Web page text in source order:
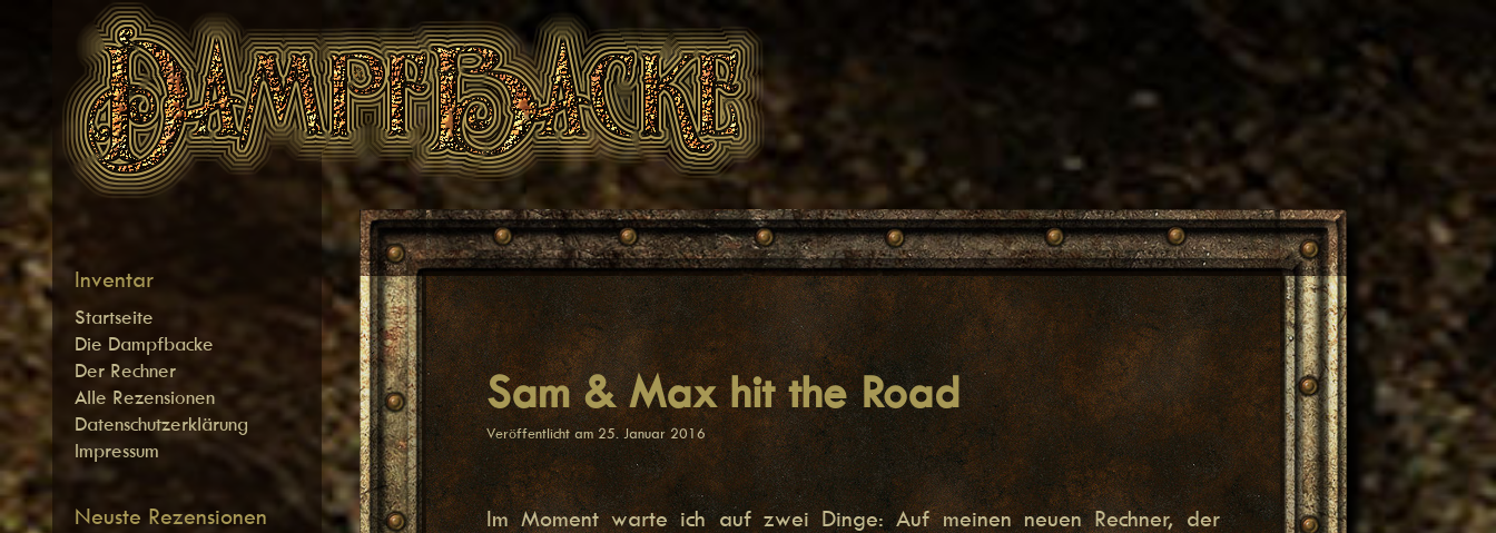
springen
Sam & Max hit the Road
Veröffentlicht am25. Januar 2016
Im Moment warte ich auf zwei Dinge: Auf meinen neuen Rechner, der
Inventar
Startseite
Die Dampfbacke
Der Rechner
Alle Rezensionen
Datenschutzerklärung
Impressum
Neuste Rezensionen
Theme:Noto Simple